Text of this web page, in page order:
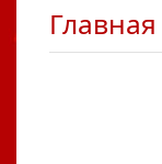
Главная